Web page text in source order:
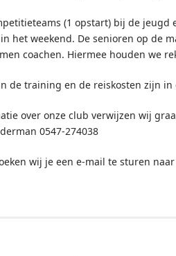
(1 opstart) bij de
het weekend. De senioren op de
coachen. Hiermee houden we
de training en de reiskosten zijn in
over onze club verwijzen wij
0547-274038
wij je een e-mail te sturen